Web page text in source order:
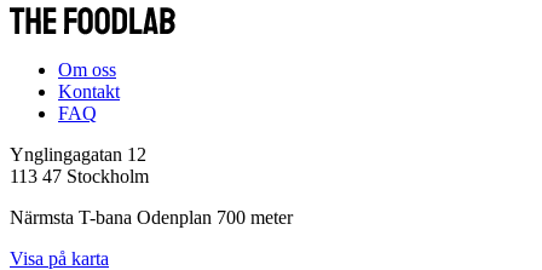
Om oss
Kontakt
FAQ
Ynglingagatan 12
113 47 Stockholm
Närmsta T-bana Odenplan 700 meter
Visa på karta